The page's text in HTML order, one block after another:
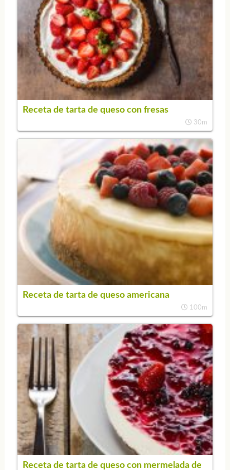
Receta de tarta de queso con fresas
30m
Receta de tarta de queso americana
100m
Receta de tarta de queso con mermelada de